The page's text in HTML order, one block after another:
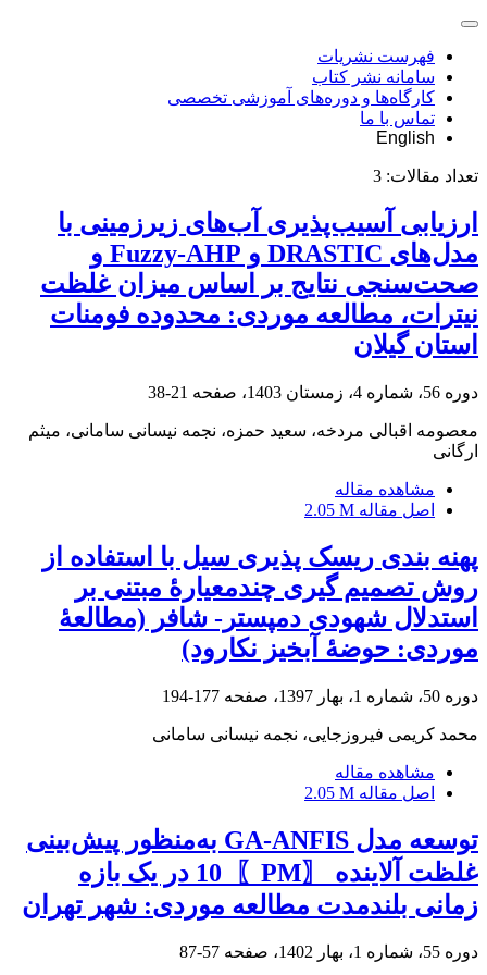
فهرست نشریات
سامانه نشر کتاب
کارگاه‌ها و دوره‌های آموزشی تخصصی
تماس با ما
English
تعداد مقالات: 3
ارزیابی آسیب‌پذیری آب‌های زیرزمینی با
مدل‌های DRASTIC و Fuzzy-AHP و
صحت‌سنجی نتایج بر اساس میزان غلظت
نیترات، مطالعه موردی: محدوده فومنات
استان گیلان
دوره 56، شماره 4، زمستان 1403، صفحه 21-38
معصومه اقبالی مردخه، سعید حمزه، نجمه نیسانی سامانی، میثم
ارگانی
مشاهده مقاله
اصل مقاله 2.05 M
پهنه ‏بندی ریسک ‏پذیری سیل با استفاده از
روش تصمیم ‏گیری چندمعیارۀ مبتنی بر
استدلال شهودی دمپستر- شافر (مطالعۀ
موردی: حوضۀ آبخیز نکارود)
دوره 50، شماره 1، بهار 1397، صفحه 177-194
محمد کریمی فیروزجایی، نجمه نیسانی سامانی
مشاهده مقاله
اصل مقاله 2.05 M
توسعه مدل GA-ANFIS به‌منظور پیش‌بینی
غلظت آلاینده 〖PM〗_10 در یک بازه
زمانی بلندمدت مطالعه موردی: شهر تهران
دوره 55، شماره 1، بهار 1402، صفحه 57-87